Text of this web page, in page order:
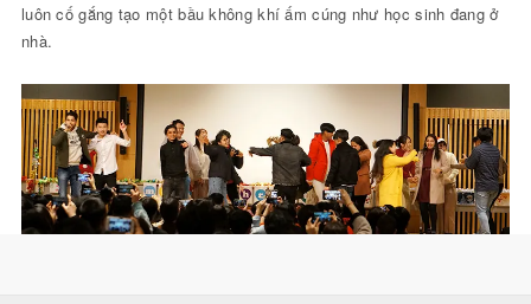
luôn cố gắng tạo một bầu không khí ấm cúng như học sinh đang ở
nhà.